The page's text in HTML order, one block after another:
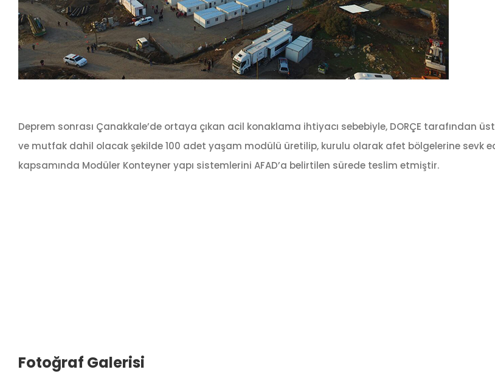
Deprem sonrası Çanakkale’de ortaya çıkan acil konaklama ihtiyacı sebebiyle, DORÇE tarafından
ve mutfak dahil olacak şekilde 100 adet yaşam modülü üretilip, kurulu olarak afet bölgelerine sevk
kapsamında Modüler Konteyner yapı sistemlerini AFAD’a belirtilen sürede teslim etmiştir.
Fotoğraf Galerisi